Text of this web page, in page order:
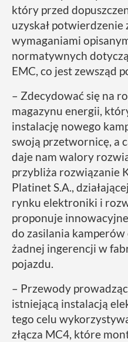
który przed
uzyskał potwierdzenie
wymaganiami
normatywnych
EMC, co jest zewsząd
– Zdecydować się na
magazynu energii,
instalację nowego
swoją przetwornicę, a
daje nam walory
przybliża rozwiązanie
Platinet S.A.,
rynku elektroniki i
proponuje
do zasilania kamperów
żadnej ingerencji w
pojazdu.
– Przewody
istniejącą instalacją
tego celu
złącza MC4, które